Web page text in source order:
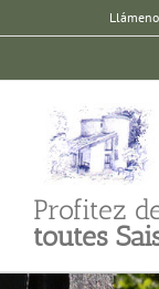
to
Profitez
toutes